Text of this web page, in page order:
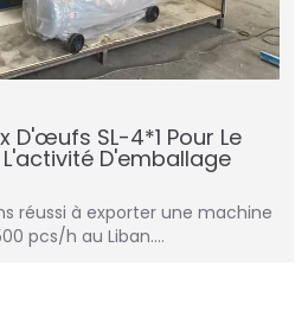
D'œufs SL-4*1 Pour Le
D'emballage
réussi à exporter une machine
pcs/h au Liban.…